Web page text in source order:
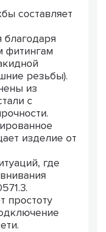
составляет
благодаря
фитингам
резьбы).
из
с
изделие от
где
простоту